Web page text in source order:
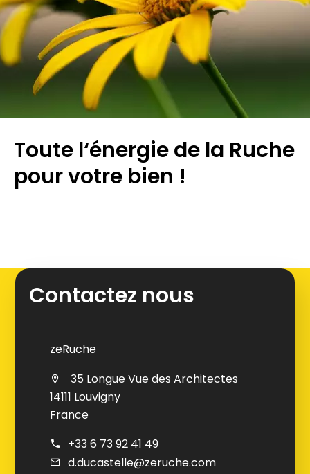
Toute l‘énergie de la Ruche
pour votre bien !
+
Contactez nous
zeRuche
35 Longue Vue des Architectes
14111 Louvigny
France
+33 6 73 92 41 49
d.ducastelle@zeruche.com